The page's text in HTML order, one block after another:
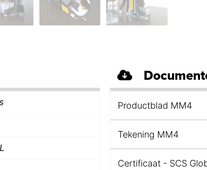
Productblad MM4
Tekening MM4
Certificaat - SCS